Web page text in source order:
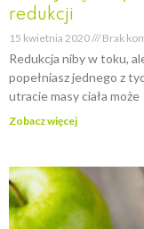
redukcji
15 kwietnia 2020 Brak
Redukcja niby w toku,
popełniasz jednego z
utracie masy ciała może
Zobacz więcej